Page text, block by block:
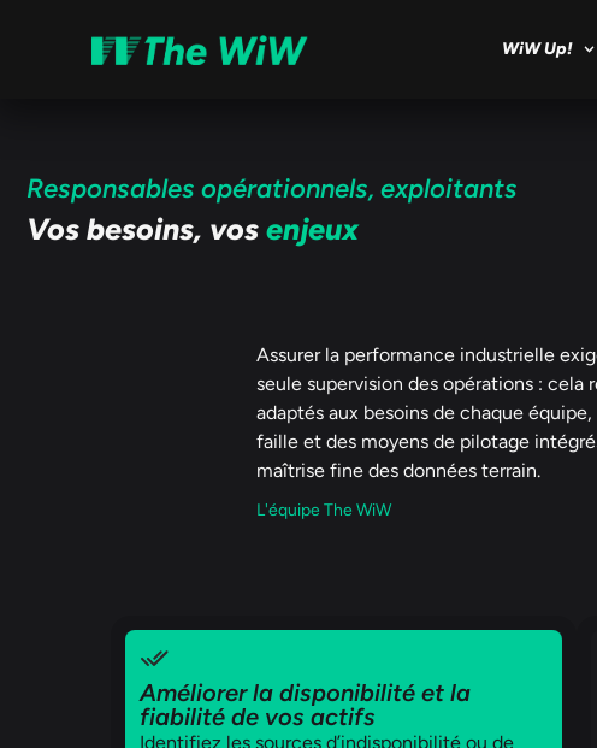
WiW Up!
Responsables opérationnels, exploitants
Vos besoins, vos enjeux
Assurer la performance industrielle
seule supervision des opérations : cela
adaptés aux besoins de chaque
faille et des moyens de pilotage
maîtrise fine des données terrain.
L'équipe The WiW
Améliorer la disponibilité et la
fiabilité de vos actifs
Identifiez les sources d’indisponibilité ou de